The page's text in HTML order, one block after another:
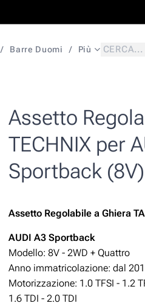
Barre Duomi Più
Assetto
TECHNIX per
Sportback
Assetto Regolabilea Ghiera
AUDI A3 Sportback
Modello: 8V - 2WD + Quattro
Anno immatricolazione: dal
Motorizzazione: 1.0 TFSI - 1.2
1.6 TDI - 2.0 TDI